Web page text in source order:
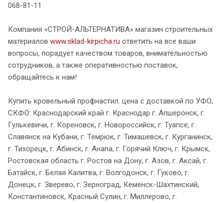
068-81-11
Компания «СТРОЙ-АЛЬТЕРНАТИВА» магазин строительных
материалов www.sklad-kirpicha.ru ответить на все ваши
вопросы, порадует качеством товаров, внимательностью
сотрудников, а также оперативностью поставок,
обращайтесь к нам!
Купить кровельный профнастил. цена с доставкой по УФО,
СКФО: Краснодарский край г. Краснодар г. Апшеронск, г.
Гулькевичи, г. Кореновск, г. Новороссийск, г. Туапсе, г.
Славянск на Кубани, г. Темрюк, г. Тимашевск, г. Курганинск,
г. Тихорецк, г. Абинск, г. Анапа, г. Горячий Ключ, г. Крымск,
Ростовская область г. Ростов на Дону, г. Азов, г. Аксай, г.
Батайск, г. Белая Калитва, г. Волгодонск, г. Гуково, г.
Донецк, г. Зверево, г. Зерноград, Кеменск-Шахтинский,
Константиновск, Красный Сулин, г. Миллерово, г.